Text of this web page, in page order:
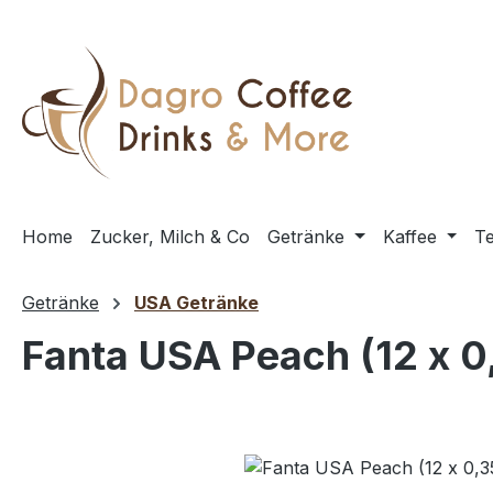
Home Zucker, Milch & Co Getränke Kaffee
Getränke USA Getränke
Fanta USA Peach (12 x